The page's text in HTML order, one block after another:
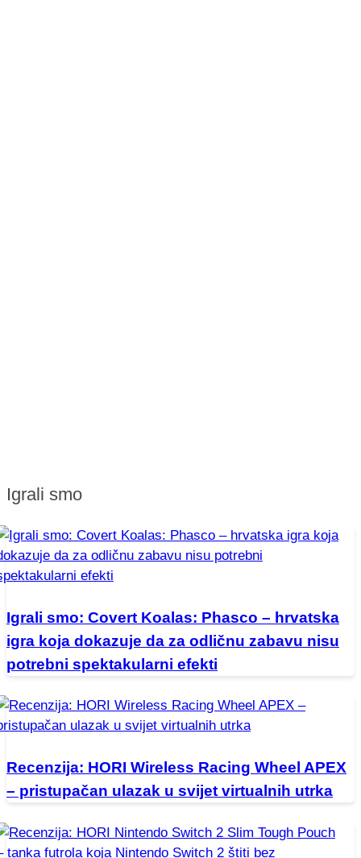
Igrali smo
Igrali smo: Covert Koalas: Phasco – hrvatska
igra koja dokazuje da za odličnu zabavu nisu
potrebni spektakularni efekti
Recenzija: HORI Wireless Racing Wheel APEX
– pristupačan ulazak u svijet virtualnih utrka